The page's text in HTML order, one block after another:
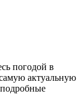
погодой в
актуальную